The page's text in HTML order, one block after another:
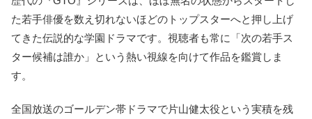
た若手俳優を数え切れないほどのトップスターへと押し上げ
てきた伝説的な学園ドラマです。視聴者も常に「次の若手ス
ター候補は誰か」という熱い視線を向けて作品を鑑賞しま
す。
全国放送のゴールデン帯ドラマで片山健太役という実積を残